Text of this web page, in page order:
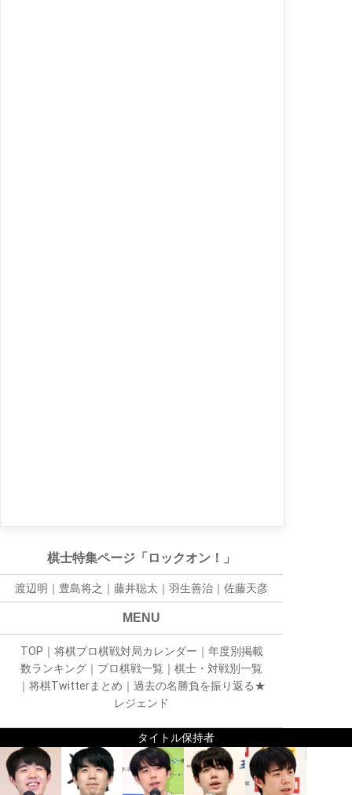
棋士特集ページ「ロックオン！」
渡辺明｜ 豊島将之 ｜ 藤井聡太 ｜ 羽生善治 ｜ 佐藤天彦
MENU
TOP ｜ 将棋プロ棋戦対局カレンダー ｜ 年度別掲載
数ランキング ｜ プロ棋戦一覧 ｜ 棋士・対戦別一覧
｜ 将棋Twitterまとめ ｜ 過去の名勝負を振り返る★
レジェンド
タイトル保持者